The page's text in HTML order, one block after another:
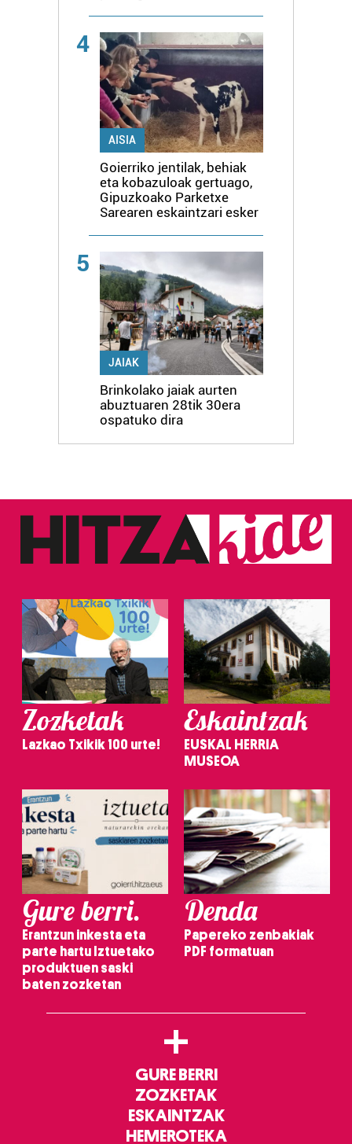
4
AISIA
Goierriko jentilak, behiak
eta kobazuloak gertuago,
Gipuzkoako Parketxe
Sarearen eskaintzari esker
5
JAIAK
Brinkolako jaiak aurten
abuztuaren 28tik 30era
ospatuko dira
Zozketak
Lazkao Txikik 100 urte!
Eskaintzak
EUSKAL HERRIA
MUSEOA
Gure berri.
Erantzun inkesta eta
parte hartu Iztuetako
produktuen saski
baten zozketan
Denda
Papereko zenbakiak
PDF formatuan
+
GURE BERRI
ZOZKETAK
ESKAINTZAK
HEMEROTEKA